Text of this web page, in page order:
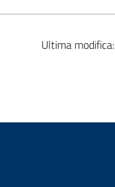
Ultima modifica: